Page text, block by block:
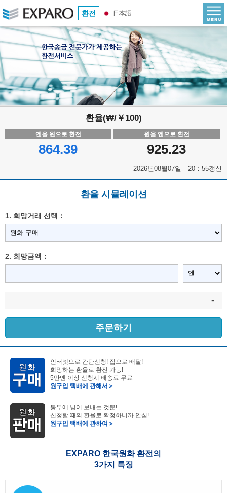
환전 日本語
환율(₩/￥100)
엔을 원으로 환전
864.39
원을 엔으로 환전
925.23
2026년08월07일 20：55갱신
환율 시뮬레이션
1. 희망거래 선택：
2. 희망금액：
-
주문하기
인터넷으로 간단신청! 집으로 배달!
희망하는 환율로 환전 가능!
5만엔 이상 신청시 배송료 무료
원구입 택배에 관해서＞
봉투에 넣어 보내는 것뿐!
신청할 때의 환율로 확정하니까 안심!
원구입 택배에 관하여＞
EXPARO 한국원화 환전의
3가지 특징